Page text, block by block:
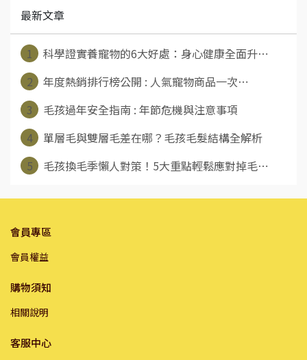
最新文章
1
科學證實養寵物的6大好處：身心健康全面升⋯
2
年度熱銷排行榜公開 : 人氣寵物商品一次⋯
3
毛孩過年安全指南 : 年節危機與注意事項
4
單層毛與雙層毛差在哪？毛孩毛髮結構全解析
5
毛孩換毛季懶人對策！5大重點輕鬆應對掉毛⋯
會員專區
會員權益
購物須知
相關說明
客服中心